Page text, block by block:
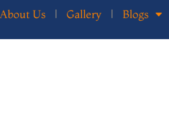
About Us Gallery Blogs